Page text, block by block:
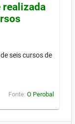
realizada
seis cursos de
Fonte: O Perobal